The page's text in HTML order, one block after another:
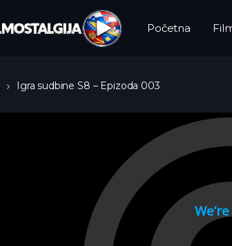
Početna
Igra sudbine S8 – Epizoda 003